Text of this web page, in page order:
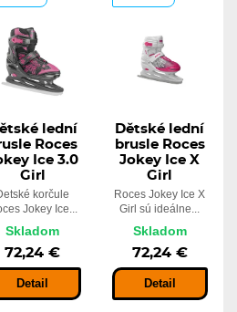
lední
Roces
Ice 3.0
Girl
korčule
Jokey Ice...
Skladom
72,24 €
Detail
Dětské lední
brusle Roces
Jokey Ice X
Girl
Roces Jokey Ice X
Girl sú ideálne...
Skladom
72,24 €
Detail